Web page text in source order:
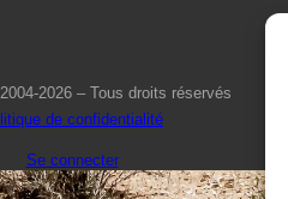
2026 – Tous droits réservés
de confidentialité
Se connecter